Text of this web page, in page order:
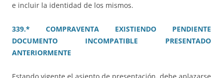
e incluir la identidad de los mismos.
339.* COMPRAVENTA EXISTIENDO PENDIENTE
DOCUMENTO INCOMPATIBLE PRESENTADO
ANTERIORMENTE